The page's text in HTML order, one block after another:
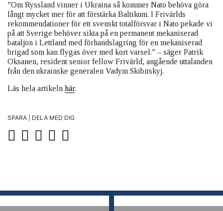
”Om Ryssland vinner i Ukraina så kommer Nato behöva göra
långt mycket mer för att förstärka Baltikum. I Frivärlds
rekommendationer för ett svenskt totalförsvar i Nato pekade vi
på att Sverige behöver sikta på en permanent mekaniserad
bataljon i Lettland med förhandslagring för en mekaniserad
brigad som kan flygas över med kort varsel.” – säger Patrik
Oksanen, resident senior fellow Frivärld, angående uttalanden
från den ukrainske generalen Vadym Skibitskyj.
Läs hela artikeln här.
SPARA | DELA MED DIG